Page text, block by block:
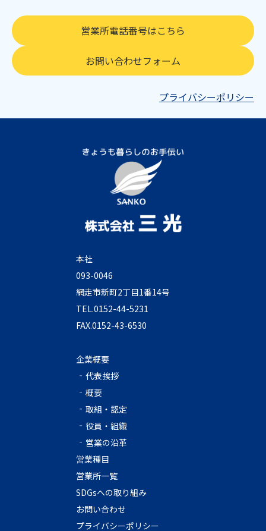
営業所電話番号はこちら
お問い合わせフォーム
プライバシーポリシー
本社
093-0046
網走市新町2丁目1番14号
TEL.0152-44-5231
FAX.0152-43-6530
企業概要
代表挨拶
概要
取組・認定
役員・組織
営業の沿革
営業種目
営業所一覧
SDGsへの取り組み
お問い合わせ
プライバシーポリシー